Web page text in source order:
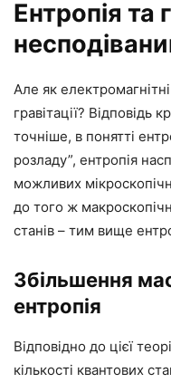
Ентропія та
Але як
гравітації? Відповідь
точніше, в понятті
розладу”, ентропія
можливих
до того ж
станів – тим вище
Збільшення
ентропія
Відповідно до цієї
кількості квантових